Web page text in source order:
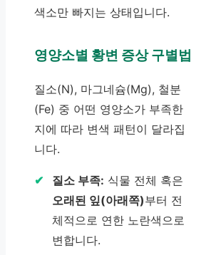
색소만 빠지는 상태입니다.
영양소별 황변 증상 구별법
질소(N), 마그네슘(Mg), 철분
(Fe) 중 어떤 영양소가 부족한
지에 따라 변색 패턴이 달라집
니다.
질소 부족: 식물 전체 혹은
오래된 잎(아래쪽)부터 전
체적으로 연한 노란색으로
변합니다.